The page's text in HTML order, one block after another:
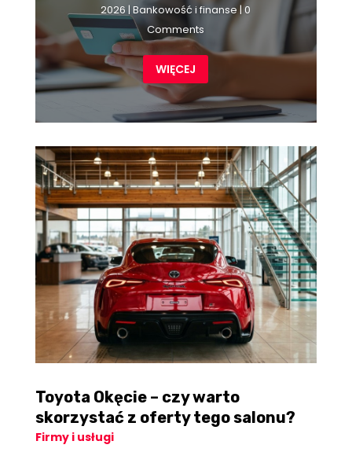
2026 |Bankowość i finanse | 0
Comments
WIĘCEJ
Toyota Okęcie – czy warto
skorzystać z oferty tego salonu?
Firmy i usługi